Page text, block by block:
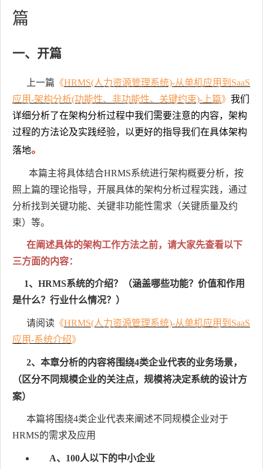
篇
一、开篇
上一篇 《HRMS(人力资源管理系统)-从单机应用到SaaS
应用-架构分析(功能性、非功能性、关键约束)-上篇》 我们
详细分析了在架构分析过程中我们需要注意的内容，架构
过程的方法论及实践经验，以更好的指导我们在具体架构
落地。
本篇主将具体结合HRMS系统进行架构概要分析，按
照上篇的理论指导，开展具体的架构分析过程实践，通过
分析找到关键功能、关键非功能性需求（关键质量及约
束）等。
在阐述具体的架构工作方法之前，请大家先查看以下
三方面的内容：
1、HRMS系统的介绍？（涵盖哪些功能？价值和作用
是什么？行业什么情况？）
请阅读 《HRMS(人力资源管理系统)-从单机应用到SaaS
应用-系统介绍》
2、本章分析的内容将围绕4类企业代表的业务场景，
（区分不同规模企业的关注点，规模将决定系统的设计方
案）
本篇将围绕4类企业代表来阐述不同规模企业对于
HRMS的需求及应用
A、100人以下的中小企业